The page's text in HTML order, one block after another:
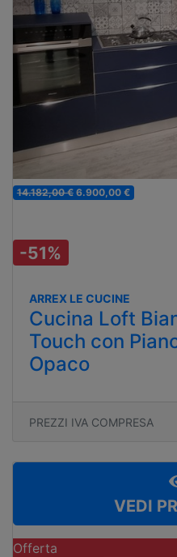
14.182,00 €6.900,00 €
-51%
ARREX LE CUCINE
Cucina Loft
Touch con
Opaco
PREZZI IVA COMPRESA
VEDI
Offerta